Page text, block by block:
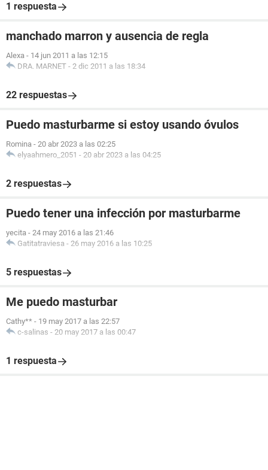
1 respuesta
manchado marron y ausencia de regla
Alexa - 14 jun 2011 a las 12:15
DRA. MARNET - 2 dic 2011 a las 18:34
22 respuestas
Puedo masturbarme si estoy usando óvulos
Romina - 20 abr 2023 a las 02:25
elyaahmero_2051 - 20 abr 2023 a las 04:25
2 respuestas
Puedo tener una infección por masturbarme
yecita - 24 may 2016 a las 21:46
Gatitatraviesa - 26 may 2016 a las 10:25
5 respuestas
Me puedo masturbar
Cathy** - 19 may 2017 a las 22:57
c-salinas - 20 may 2017 a las 00:47
1 respuesta